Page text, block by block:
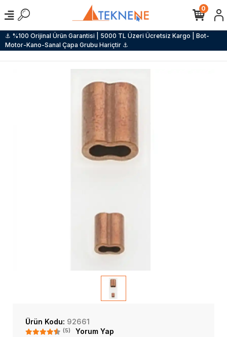
⚓ %100 Orijinal Ürün Garantisi | 5000 TL Üzeri Ücretsiz Kargo | Bot-
Motor-Kano-Sanal Çapa Grubu Hariçtir ⚓
0
Ürün Kodu: 92661
(5)
Yorum Yap